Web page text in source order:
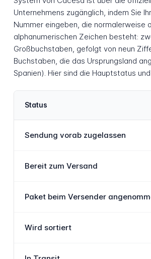
Unternehmens zugänglich, indem Sie
Nummer eingeben, die normalerweise
alphanumerischen Zeichen besteht:
Großbuchstaben, gefolgt von neun
Buchstaben, die das Ursprungsland
Spanien). Hier sind die Hauptstatus
Status
Sendung vorab zugelassen
Bereit zum Versand
Paket beim Versender
Wird sortiert